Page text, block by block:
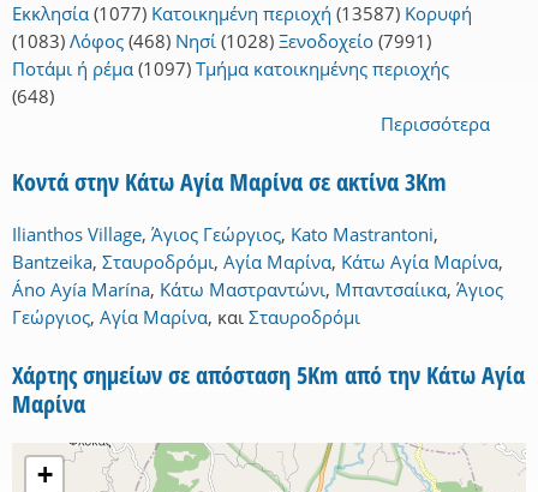
Εκκλησία (1077) Κατοικημένη περιοχή (13587) Κορυφή
(1083) Λόφος (468) Νησί (1028) Ξενοδοχείο (7991)
Ποτάμι ή ρέμα (1097) Τμήμα κατοικημένης περιοχής
(648)
Περισσότερα
Κοντά στην Κάτω Αγία Μαρίνα σε ακτίνα 3Km
Ilianthos Village, Άγιος Γεώργιος, Kato Mastrantoni,
Bantzeika, Σταυροδρόμι, Αγία Μαρίνα, Κάτω Αγία Μαρίνα,
Áno Ayía Marína, Κάτω Μαστραντώνι, Μπαντσαίικα, Άγιος
Γεώργιος, Αγία Μαρίνα, και Σταυροδρόμι
Χάρτης σημείων σε απόσταση 5Km από την Κάτω Αγία
Μαρίνα
+